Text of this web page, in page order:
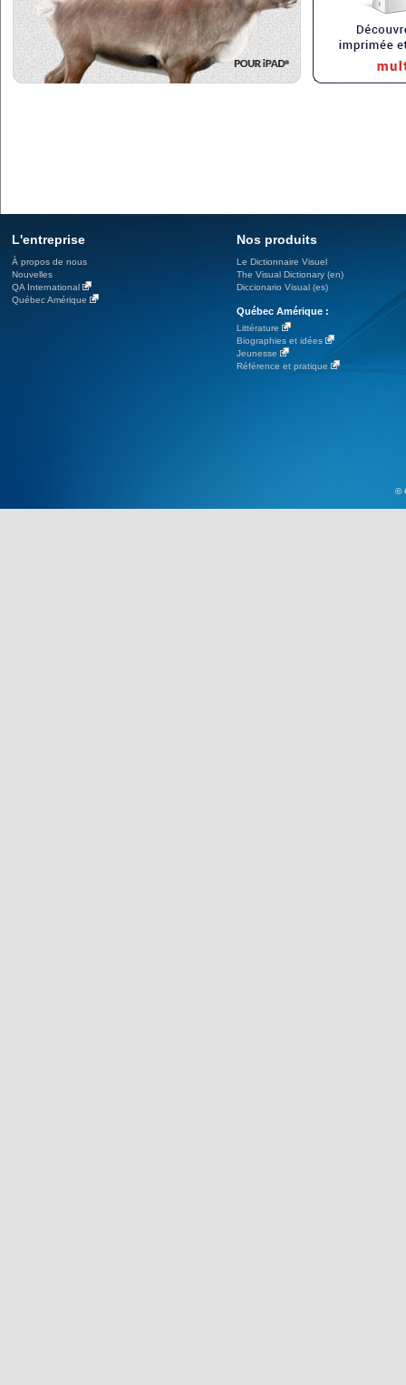
L'entreprise
À propos de nous
Nouvelles
QA International
Québec Amérique
Nos produits
Le Dictionnaire Visuel
The Visual Dictionary (en)
Diccionario Visual (es)
Québec Amérique :
Littérature
Biographies et idées
Jeunesse
Référence et pratique
©